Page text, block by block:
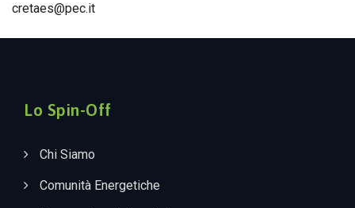
cretaes@pec.it
Lo Spin-Off
Chi Siamo
Comunità Energetiche